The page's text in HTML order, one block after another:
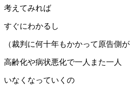
考えてみれば
すぐにわかるし
（裁判に何十年もかかって原告側が
高齢化や病状悪化で一人また一人
いなくなっていくの